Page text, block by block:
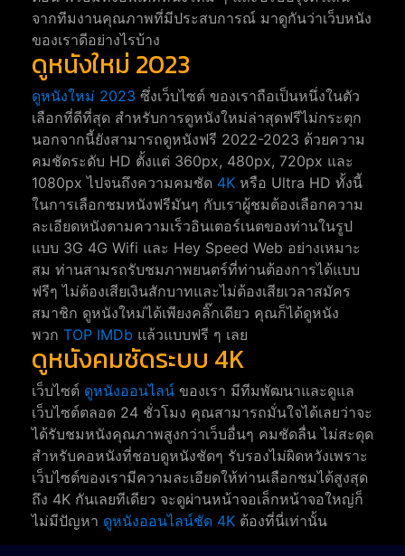
จากทีมงานคุณภาพที่มีประสบการณ์ มาดูกันว่าเว็บหนัง
ของเราดีอย่างไรบ้าง
ดูหนังใหม่ 2023
ดูหนังใหม่ 2023 ซึ่งเว็บไซต์ ของเราถือเป็นหนึ่งในตัว
เลือกที่ดีที่สุด สำหรับการดูหนังใหม่ล่าสุดฟรีไม่กระตุก
นอกจากนี้ยังสามารถดูหนังฟรี 2022-2023 ด้วยความ
คมชัดระดับ HD ตั้งแต่ 360px, 480px, 720px และ
1080px ไปจนถึงความคมชัด 4K หรือ Ultra HD ทั้งนี้
ในการเลือกชมหนังฟรีมันๆ กับเราผู้ชมต้องเลือกความ
ละเอียดหนังตามความเร็วอินเตอร์เนตของท่านในรูป
แบบ 3G 4G Wifi และ Hey Speed Web อย่างเหมาะ
สม ท่านสามรถรับชมภาพยนตร์ที่ท่านต้องการได้แบบ
ฟรีๆ ไม่ต้องเสียเงินสักบาทและไม่ต้องเสียเวลาสมัคร
สมาชิก ดูหนังใหม่ได้เพียงคลิ๊กเดียว คุณก็ได้ดูหนัง
พวก TOP IMDb แล้วแบบฟรี ๆ เลย
ดูหนังคมชัดระบบ 4K
เว็บไซต์ ดูหนังออนไลน์ ของเรา มีทีมพัฒนาและดูแล
เว็บไซต์ตลอด 24 ชั่วโมง คุณสามารถมั่นใจได้เลยว่าจะ
ได้รับชมหนังคุณภาพสูงกว่าเว็บอื่นๆ คมชัดลื่น ไม่สะดุด
สำหรับคอหนังที่ชอบดูหนังชัดๆ รับรองไม่ผิดหวังเพราะ
เว็บไซต์ของเรามีความละเอียดให้ท่านเลือกชมได้สูงสุด
ถึง 4K กันเลยทีเดียว จะดูผ่านหน้าจอเล็กหน้าจอใหญ่ก็
ไม่มีปัญหา ดูหนังออนไลน์ชัด 4K ต้องที่นี่เท่านั้น